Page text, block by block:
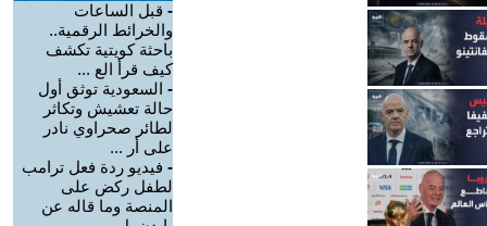
- قبل الساعات
والخرائط الرقمية..
باحثة كويتية تكشف
كيف قرأ الع ...
- السعودية توثق أول
حالة تعشيش وتكاثر
لطائر صحراوي نادر
على أر ...
- فيديو ردة فعل ترامب
لطفل ركض على
المنصة وما قاله عن